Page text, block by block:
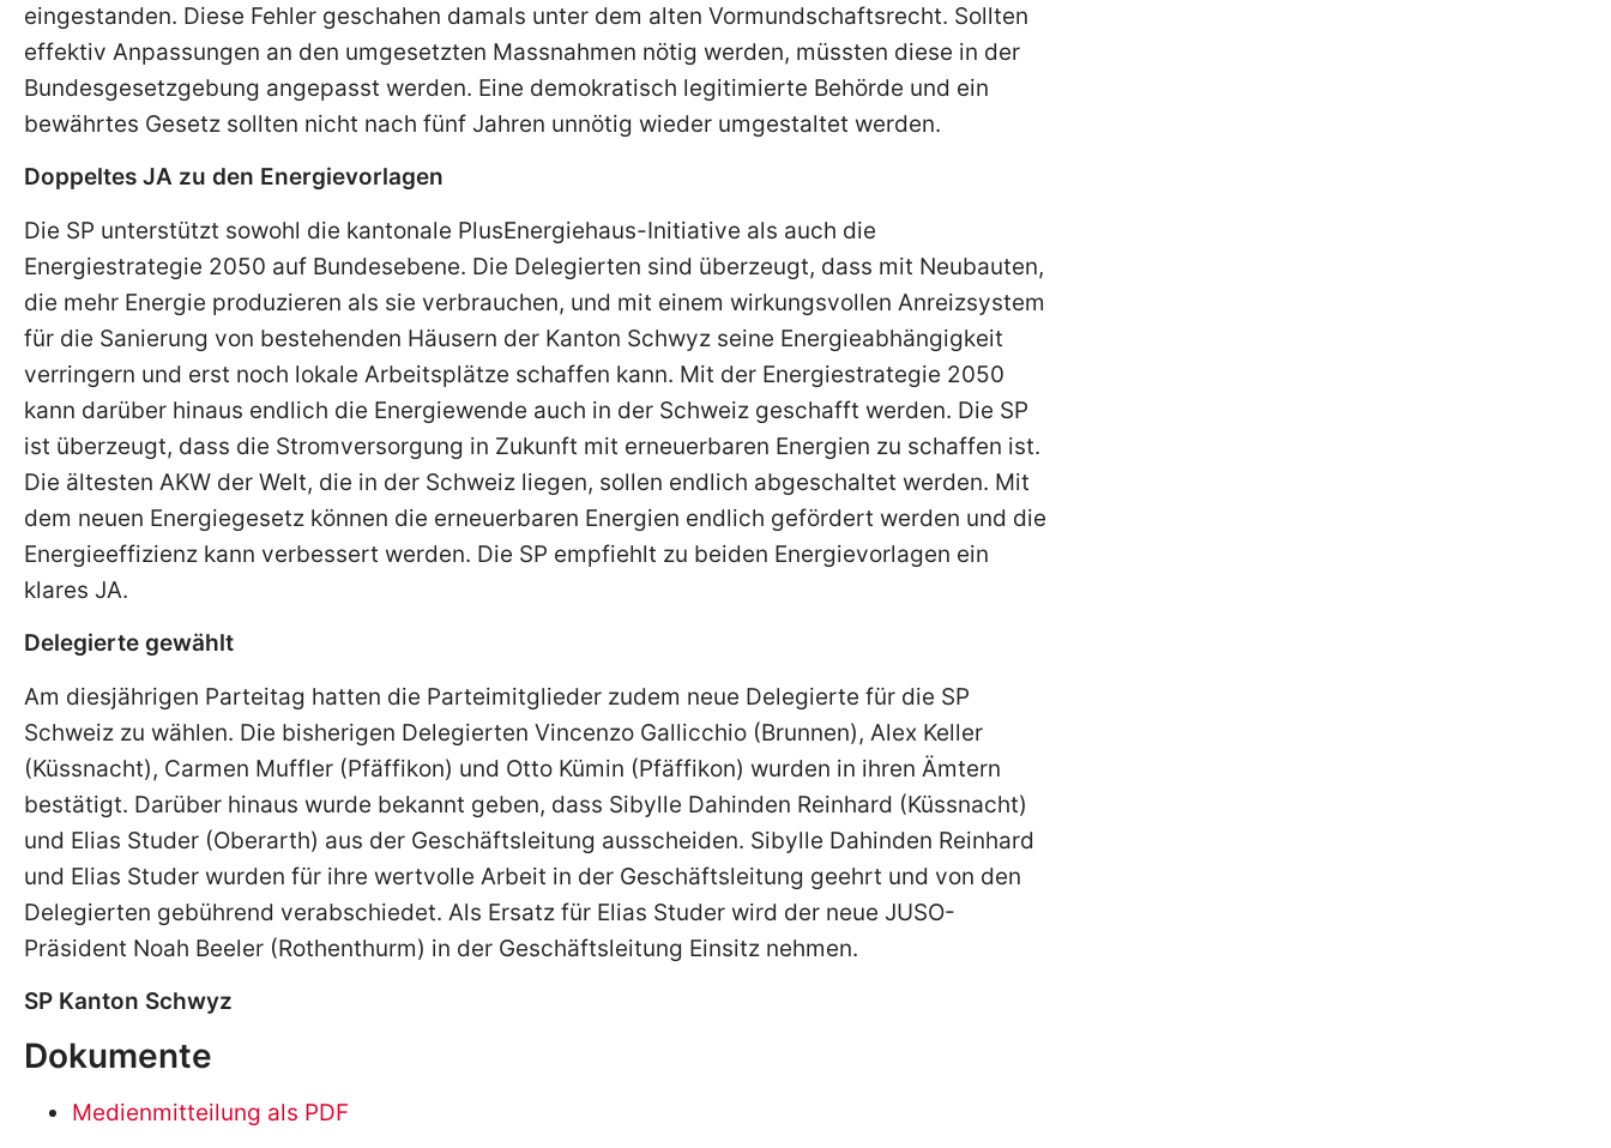
eingestanden. Diese Fehler geschahen damals unter dem alten Vormundschaftsrecht. Sollten
effektiv Anpassungen an den umgesetzten Massnahmen nötig werden, müssten diese in der
Bundesgesetzgebung angepasst werden. Eine demokratisch legitimierte Behörde und ein
bewährtes Gesetz sollten nicht nach fünf Jahren unnötig wieder umgestaltet werden.
Doppeltes JA zu den Energievorlagen
Die SP unterstützt sowohl die kantonale PlusEnergiehaus-Initiative als auch die
Energiestrategie 2050 auf Bundesebene. Die Delegierten sind überzeugt, dass mit Neubauten,
die mehr Energie produzieren als sie verbrauchen, und mit einem wirkungsvollen Anreizsystem
für die Sanierung von bestehenden Häusern der Kanton Schwyz seine Energieabhängigkeit
verringern und erst noch lokale Arbeitsplätze schaffen kann. Mit der Energiestrategie 2050
kann darüber hinaus endlich die Energiewende auch in der Schweiz geschafft werden. Die SP
ist überzeugt, dass die Stromversorgung in Zukunft mit erneuerbaren Energien zu schaffen ist.
Die ältesten AKW der Welt, die in der Schweiz liegen, sollen endlich abgeschaltet werden. Mit
dem neuen Energiegesetz können die erneuerbaren Energien endlich gefördert werden und die
Energieeffizienz kann verbessert werden. Die SP empfiehlt zu beiden Energievorlagen ein
klares JA.
Delegierte gewählt
Am diesjährigen Parteitag hatten die Parteimitglieder zudem neue Delegierte für die SP
Schweiz zu wählen. Die bisherigen Delegierten Vincenzo Gallicchio (Brunnen), Alex Keller
(Küssnacht), Carmen Muffler (Pfäffikon) und Otto Kümin (Pfäffikon) wurden in ihren Ämtern
bestätigt. Darüber hinaus wurde bekannt geben, dass Sibylle Dahinden Reinhard (Küssnacht)
und Elias Studer (Oberarth) aus der Geschäftsleitung ausscheiden. Sibylle Dahinden Reinhard
und Elias Studer wurden für ihre wertvolle Arbeit in der Geschäftsleitung geehrt und von den
Delegierten gebührend verabschiedet. Als Ersatz für Elias Studer wird der neue JUSO-
Präsident Noah Beeler (Rothenthurm) in der Geschäftsleitung Einsitz nehmen.
SP Kanton Schwyz
Dokumente
Medienmitteilung als PDF